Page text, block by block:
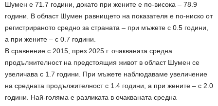
Шумен е 71.7 години, докато при жените е по-висока – 78.9
години. В област Шумен равнището на показателя е по-ниско от
регистрираното средно за страната – при мъжете с 0.5 години,
а при жените – с 0.7 години.
В сравнение с 2015, през 2025 г. очакваната средна
продължителност на предстоящия живот в област Шумен се
увеличава с 1.7 години. При мъжете наблюдаваме увеличение
на средната продължителност с 1.4 години, а при жените – с 2.0
години. Най-голяма е разликата в очакваната средна